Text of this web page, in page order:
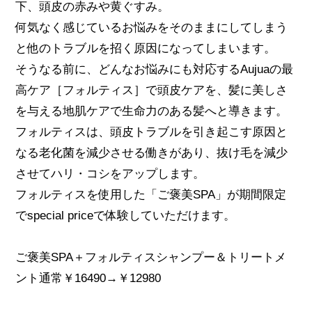
下、頭皮の赤みや黄ぐすみ。
何気なく感じているお悩みをそのままにしてしまう
と他のトラブルを招く原因になってしまいます。
そうなる前に、どんなお悩みにも対応するAujuaの最
高ケア［フォルティス］で頭皮ケアを、髪に美しさ
を与える地肌ケアで生命力のある髪へと導きます。
フォルティスは、頭皮トラブルを引き起こす原因と
なる老化菌を減少させる働きがあり、抜け毛を減少
させてハリ・コシをアップします。
フォルティスを使用した「ご褒美SPA」が期間限定
でspecial priceで体験していただけます。
ご褒美SPA＋フォルティスシャンプー＆トリートメ
ント通常￥16490→￥12980